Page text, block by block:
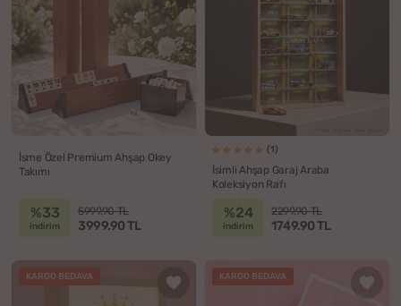
İsme Özel Premium Ahşap Okey
Takımı
%33
indirim
5999.90 TL
3999.90 TL
(1)
İsimli Ahşap Garaj Araba
Koleksiyon Rafı
%24
indirim
2299.90 TL
1749.90 TL
KARGO BEDAVA KARGO BEDAVA